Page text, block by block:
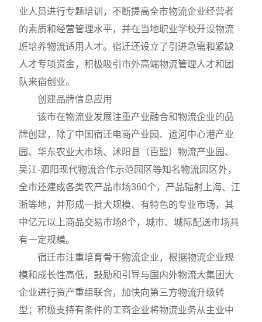
业人员进行专题培训，不断提高全市物流企业经营者
的素质和经营管理水平，并在当地职业学校开设物流
班培养物流适用人才。宿迁还设立了引进急需和紧缺
人才专项资金，积极吸引市外高端物流管理人才和团
队来宿创业。
创建品牌信息应用
该市在物流业发展注重产业融合和物流企业的品
牌创建，除了中国宿迁电商产业园、运河中心港产业
园、华东农业大市场、沭阳县（百盟）物流产业园、
吴江-泗阳现代物流合作示范园区等知名物流园区外，
全市还建成各类农产品市场360个，产品辐射上海、江
浙等地，并形成一批大规模、有特色的专业市场，其
中亿元以上商品交易市场8个，城市、城际配送市场具
有一定规模。
宿迁市注重培育骨干物流企业，根据物流企业规
模和成长性高低，鼓励和引导与国内外物流大集团大
企业进行资产重组联合，加快向第三方物流升级转
型；积极支持有条件的工商企业将物流业务从主业中